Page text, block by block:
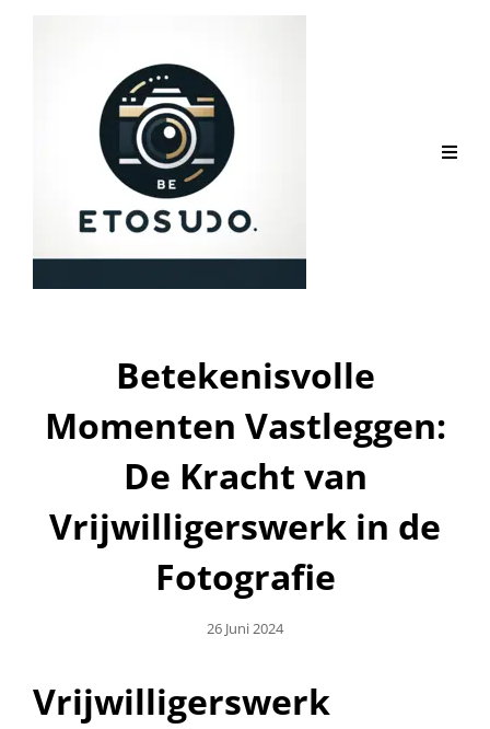
Betekenisvolle
Momenten Vastleggen:
De Kracht van
Vrijwilligerswerk in de
Fotografie
Geplaatst
26 Juni 2024
Vrijwilligerswerk